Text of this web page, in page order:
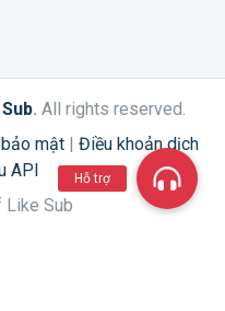
. All rights reserved.
mật | Điều khoản dịch
API
Like Sub
Hỗ trợ